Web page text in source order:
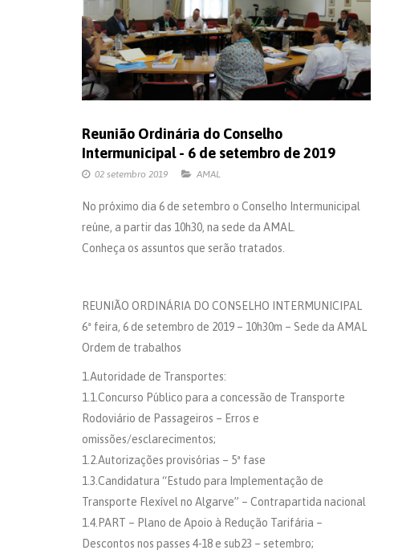
Reunião Ordinária do Conselho
Intermunicipal - 6 de setembro de 2019
02 setembro 2019 AMAL
No próximo dia 6 de setembro o Conselho Intermunicipal
reúne, a partir das 10h30, na sede da AMAL.
Conheça os assuntos que serão tratados.
REUNIÃO ORDINÁRIA DO CONSELHO INTERMUNICIPAL
6ª feira, 6 de setembro de 2019 – 10h30m – Sede da AMAL
Ordem de trabalhos
1.Autoridade de Transportes:
1.1.Concurso Público para a concessão de Transporte
Rodoviário de Passageiros – Erros e
omissões/esclarecimentos;
1.2.Autorizações provisórias – 5ª fase
1.3.Candidatura “Estudo para Implementação de
Transporte Flexível no Algarve” – Contrapartida nacional
1.4.PART – Plano de Apoio à Redução Tarifária –
Descontos nos passes 4-18 e sub23 – setembro;